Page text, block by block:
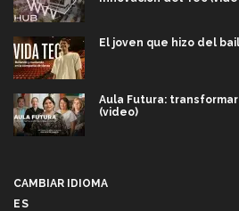
El joven que hizo del
Aula Futura:
(video)
CAMBIAR IDIOMA
ES